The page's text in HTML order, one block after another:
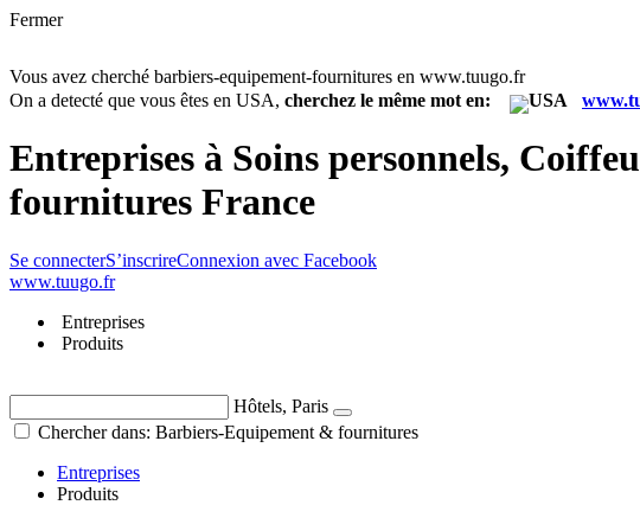
Fermer
Vous avez cherché barbiers-equipement-fournitures en www.tuugo.fr
On a detecté que vous êtes en USA, cherchez le même mot en:
Entreprises à Soins personnels,
fournitures France
Se connecterS’inscrireConnexion avec Facebook
www.tuugo.fr
Entreprises
Produits
Hôtels, Paris
Chercher dans: Barbiers-Equipement & fournitures
Entreprises
Produits